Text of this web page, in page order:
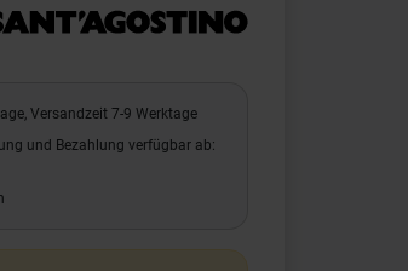
Versandzeit 7-9 Werktage
und Bezahlung verfügbar ab: